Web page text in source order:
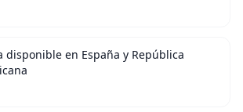
disponible en España y República